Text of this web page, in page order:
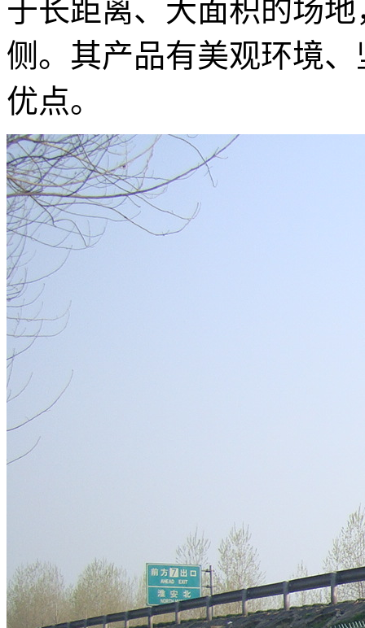
于长距离、大面积的场
侧。其产品有美观环境
优点。